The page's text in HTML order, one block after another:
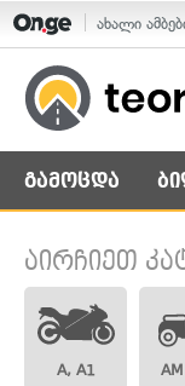
ახალი
გამოცდა
აირჩიეთ
A, A1 AM